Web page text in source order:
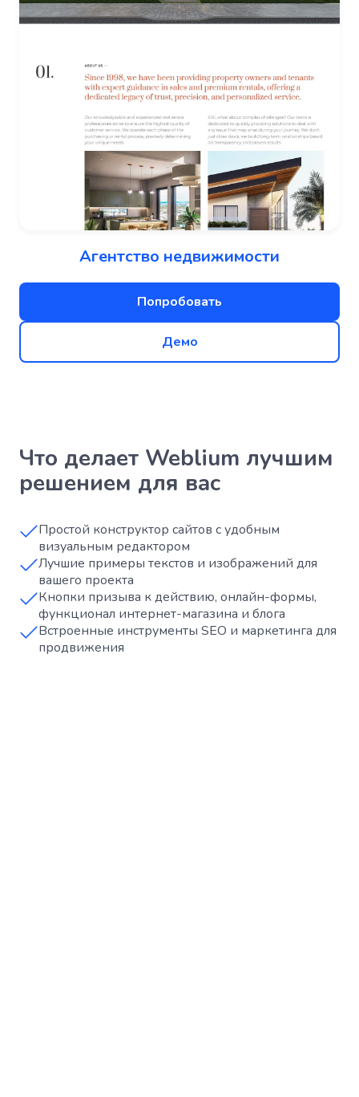
Агентство недвижимости
Попробовать
Демо
Что делает Weblium лучшим
решением для вас
Простой конструктор сайтов с удобным
визуальным редактором
Лучшие примеры текстов и изображений для
вашего проекта
Кнопки призыва к действию, онлайн-формы,
функционал интернет-магазина и блога
Встроенные инструменты SEO и маркетинга для
продвижения